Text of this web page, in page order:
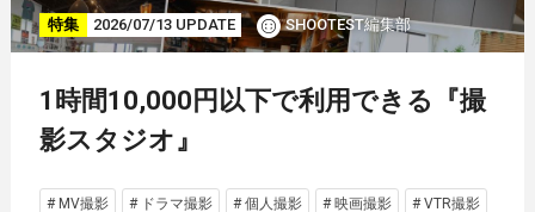
特集 2026/07/13 UPDATE SHOOTEST編集部
1時間10,000円以下で利用できる『撮
影スタジオ』
# MV撮影 # ドラマ撮影 # 個人撮影 # 映画撮影 # VTR撮影